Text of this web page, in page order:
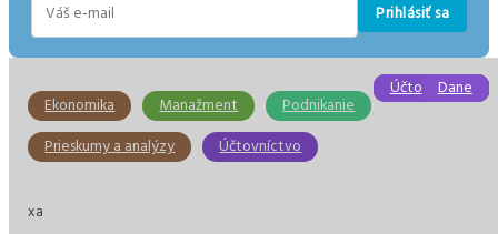
Prihlásiť sa
Ekonomika Manažment
Podnikanie
Prieskumy a analýzy
Účtovníctvo
xa
Ekonomika
Ekonomika
Ekonomika
Účtovníctvo
Účtovníctvo
Dane